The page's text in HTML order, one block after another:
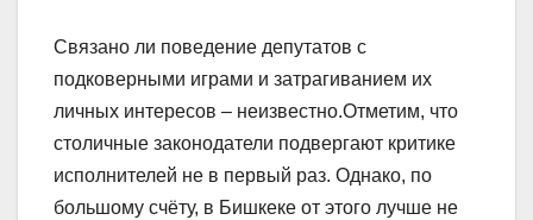
Связано ли поведение депутатов с
подковерными играми и затрагиванием их
личных интересов – неизвестно.Отметим, что
столичные законодатели подвергают критике
исполнителей не в первый раз. Однако, по
большому счёту, в Бишкеке от этого лучше не